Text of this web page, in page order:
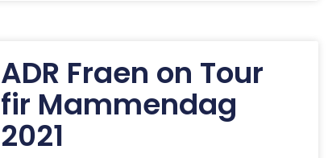
ADR Fraen on Tour
fir Mammendag
2021